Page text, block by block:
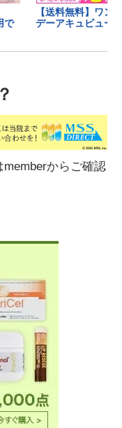
からご確認